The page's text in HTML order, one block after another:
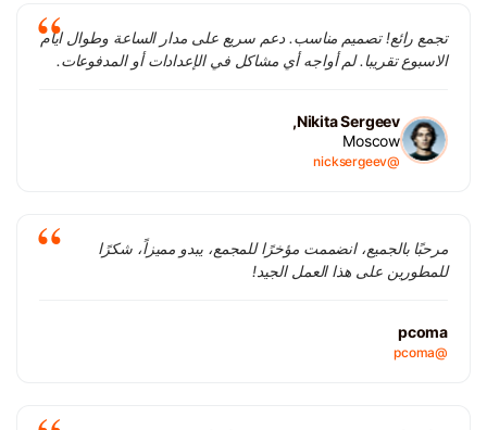
تجمع رائع! تصميم مناسب. دعم سريع على مدار الساعة وطوال ايام
الاسبوع تقريبا. لم أواجه أي مشاكل في الإعدادات أو المدفوعات.
Nikita Sergeev,
Moscow
@nicksergeev
مرحبًا بالجميع، انضممت مؤخرًا للمجمع، يبدو مميزاً، شكرًا
للمطورين على هذا العمل الجيد!
pcoma
@pcoma